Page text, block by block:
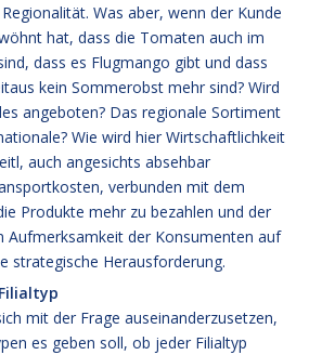
Was aber, wenn der Kunde
hat, dass die Tomaten auch im
dass es Flugmango gibt und dass
kein Sommerobst mehr sind? Wird
angeboten? Das regionale Sortiment
Wie wird hier Wirtschaftlichkeit
auch angesichts absehbar
verbunden mit dem
Produkte mehr zu bezahlen und der
Aufmerksamkeit der Konsumenten auf
strategische Herausforderung.
mit der Frage auseinanderzusetzen,
es geben soll, ob jeder Filialtyp